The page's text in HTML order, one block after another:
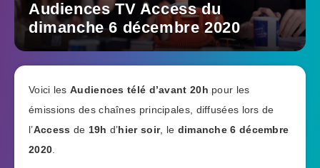
Audiences TV Access du
dimanche 6 décembre 2020
Voici les Audiences télé d’avant 20h pour les
émissions des chaînes principales, diffusées lors de
l’Access de 19h d’hier soir, le dimanche 6 décembre
2020